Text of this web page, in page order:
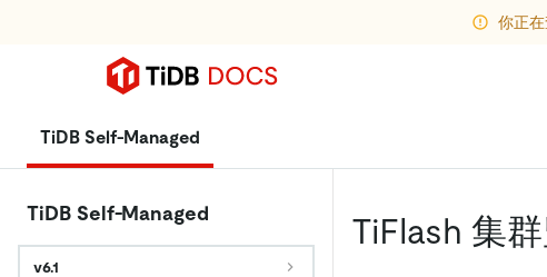
你正在
TiDB Self-Managed
TiDB Self-Managed
v6.1
TiFlash 集